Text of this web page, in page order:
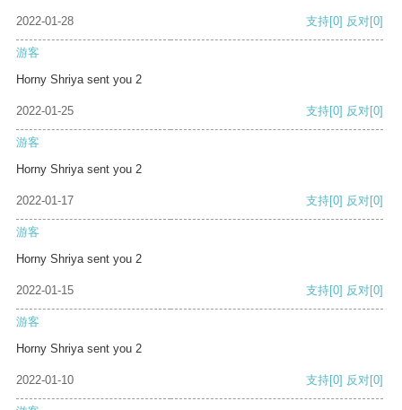
2022-01-28 支持[0] 反对[0]
游客
Horny Shriya sent you 2
2022-01-25 支持[0] 反对[0]
游客
Horny Shriya sent you 2
2022-01-17 支持[0] 反对[0]
游客
Horny Shriya sent you 2
2022-01-15 支持[0] 反对[0]
游客
Horny Shriya sent you 2
2022-01-10 支持[0] 反对[0]